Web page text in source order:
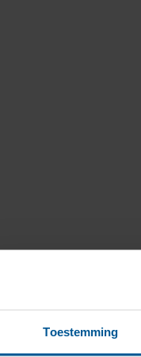
Toestemming